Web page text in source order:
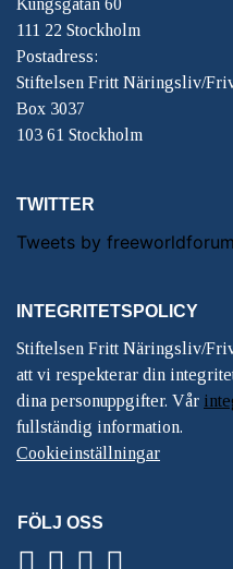
111 22 Stockholm
Postadress:
Stiftelsen Fritt Näringsliv/
Box 3037
103 61 Stockholm
TWITTER
Tweets by freeworldforum
INTEGRITETSPOLICY
Stiftelsen Fritt Näringsliv/
att vi respekterar din
dina personuppgifter. Vår
fullständig information.
Cookieinställningar
FÖLJ OSS